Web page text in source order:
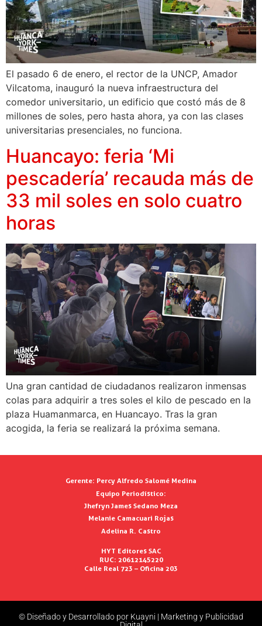
El pasado 6 de enero, el rector de la UNCP, Amador
Vilcatoma, inauguró la nueva infraestructura del
comedor universitario, un edificio que costó más de 8
millones de soles, pero hasta ahora, ya con las clases
universitarias presenciales, no funciona.
Huancayo: feria ‘Mi
pescadería’ recauda más de
33 mil soles en solo cuatro
horas
Una gran cantidad de ciudadanos realizaron inmensas
colas para adquirir a tres soles el kilo de pescado en la
plaza Huamanmarca, en Huancayo. Tras la gran
acogida, la feria se realizará la próxima semana.
Gerente: Percy Alfredo Salomé Medina
Equipo Periodístico:
Jhefryn James Sedano Meza
Melanie Camacuari Rojas
Adelina R. Castro
HYT Editores SAC
RUC: 20612145220
Calle Real 723 – Oficina 203
© Diseñado y Desarrollado por Kuayni | Marketing y Publicidad